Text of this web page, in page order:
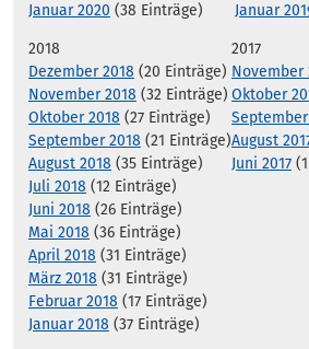
Januar 2020 (38 Einträge)
Januar
2018
Dezember 2018 (20 Einträge)
November 2018 (32 Einträge)
Oktober 2018 (27 Einträge)
September 2018 (21 Einträge)
August 2018 (35 Einträge)
Juli 2018 (12 Einträge)
Juni 2018 (26 Einträge)
Mai 2018 (36 Einträge)
April 2018 (31 Einträge)
März 2018 (31 Einträge)
Februar 2018 (17 Einträge)
Januar 2018 (37 Einträge)
2017
November
Oktober
September
August
Juni 2017